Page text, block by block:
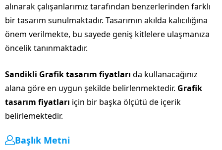
alınarak çalışanlarımız tarafından benzerlerinden farklı
bir tasarım sunulmaktadır. Tasarımın akılda kalıcılığına
önem verilmekte, bu sayede geniş kitlelere ulaşmanıza
öncelik tanınmaktadır.
Sandikli Grafik tasarım fiyatları da kullanacağınız
alana göre en uygun şekilde belirlenmektedir. Grafik
tasarım fiyatları için bir başka ölçütü de içerik
belirlemektedir.
Başlık Metni